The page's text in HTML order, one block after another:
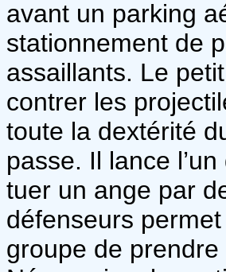
avant un parking
stationnement de
assaillants. Le
contrer les
toute la dextérité
passe. Il lance
tuer un ange par
défenseurs
groupe de